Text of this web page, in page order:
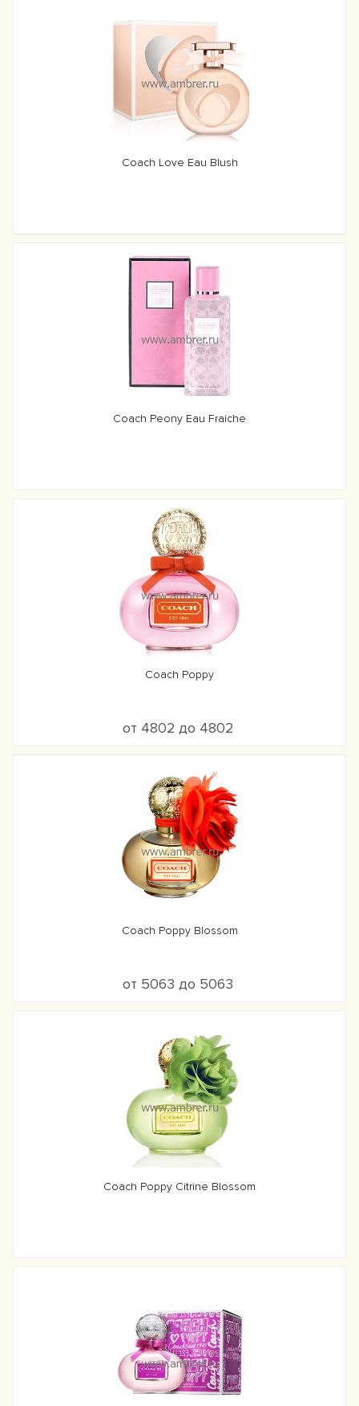
Coach Love Eau Blush
Coach Peony Eau Fraiche
Coach Poppy
от 4802 до 4802
Coach Poppy Blossom
от 5063 до 5063
Coach Poppy Citrine Blossom